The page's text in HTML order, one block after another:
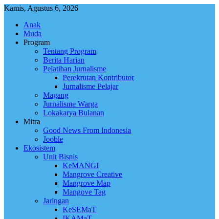
Skip
content
Kamis, Agustus 6, 2026
Anak
Muda
Program
Tentang Program
Berita Harian
Pelatihan Jurnalisme
Perekrutan Kontributor
Jurnalisme Pelajar
Magang
Jurnalisme Warga
Lokakarya Bulanan
Mitra
Good News From Indonesia
Jooble
Ekosistem
Unit Bisnis
KeMANGI
Mangrove Creative
Mangrove Map
Mangove Tag
Jaringan
KeSEMaT